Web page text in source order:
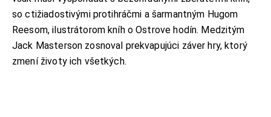
so ctižiadostivými protihráčmi a šarmantným Hugom
Reesom, ilustrátorom kníh o Ostrove hodín. Medzitým
Jack Masterson zosnoval prekvapujúci záver hry, ktorý
zmení životy ich všetkých.